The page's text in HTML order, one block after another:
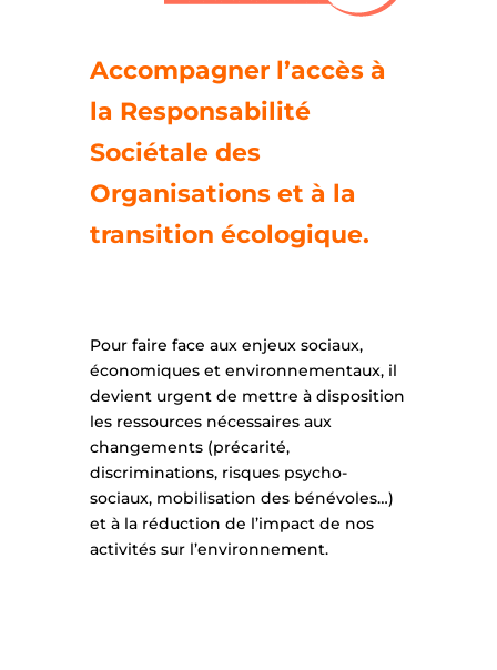
Accompagner l’accès à
la Responsabilité
Sociétale des
Organisations et à la
transition écologique.
Pour faire face aux enjeux sociaux,
économiques et environnementaux, il
devient urgent de mettre à disposition
les ressources nécessaires aux
changements (précarité,
discriminations, risques psycho-
sociaux, mobilisation des bénévoles…)
et à la réduction de l’impact de nos
activités sur l’environnement.